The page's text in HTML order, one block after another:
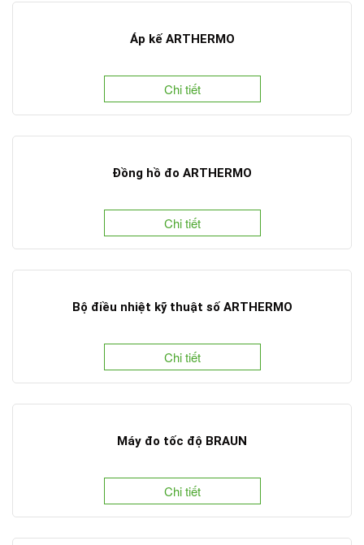
Áp kế ARTHERMO
Chi tiết
Đồng hồ đo ARTHERMO
Chi tiết
Bộ điều nhiệt kỹ thuật số ARTHERMO
Chi tiết
Máy đo tốc độ BRAUN
Chi tiết